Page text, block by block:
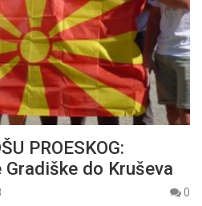
PROESKOG:
do Kruševa
0